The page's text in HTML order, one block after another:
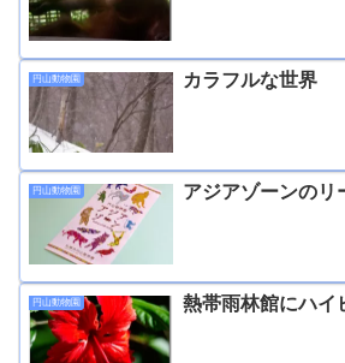
円山動物園 カラフルな世界
円山動物園 アジアゾーンのリ
円山動物園 熱帯雨林館にハイ